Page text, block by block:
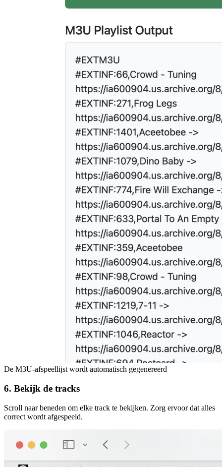
De M3U-afspeellijst wordt automatisch gegenereerd
6. Bekijk de tracks
Scroll naar beneden om elke track te bekijken. Zorg ervoor dat alles
correct wordt afgespeeld.